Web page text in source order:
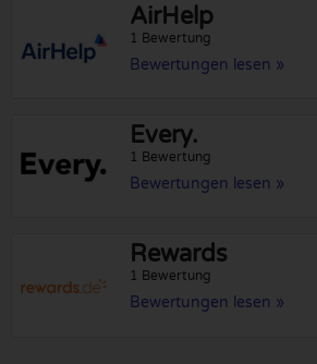
AirHelp
1 Bewertung
Bewertungen lesen »
Every.
1 Bewertung
Bewertungen lesen »
Rewards
1 Bewertung
Bewertungen lesen »